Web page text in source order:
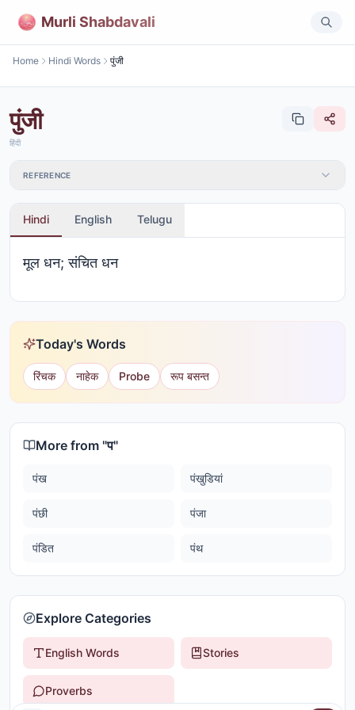
Murli Shabdavali
Home Hindi Words पुंजी
पुंजी
हिंदी
REFERENCE
Hindi English Telugu
मूल धन; संचित धन
Today's Words
रिंचक नाहेक Probe रूप बसन्त
More from "प"
पंख पंखुडियां
पंछी पंजा
पंडित पंथ
Explore Categories
English Words Stories
Proverbs